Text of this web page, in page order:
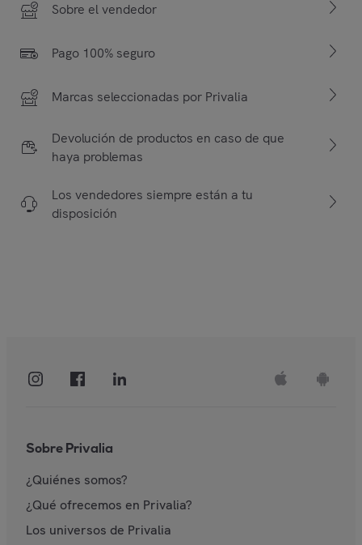
Sobre el vendedor
Pago 100% seguro
Marcas seleccionadas por Privalia
Devolución de productos en caso de que
haya problemas
Los vendedores siempre están a tu
disposición
Sobre Privalia
¿Quiénes somos?
¿Qué ofrecemos en Privalia?
Los universos de Privalia